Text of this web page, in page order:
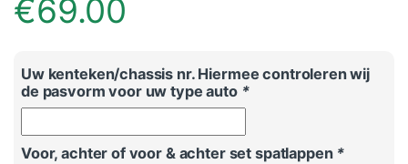
€69.00
Uw kenteken/chassis nr. Hiermee controleren wij
de pasvorm voor uw type auto *
Voor, achter of voor & achter set spatlappen *